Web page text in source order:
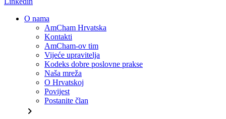
O nama
AmCham Hrvatska
Kontakti
AmCham-ov tim
Vijeće upravitelja
Kodeks dobre poslovne prakse
Naša mreža
O Hrvatskoj
Povijest
Postanite član
chevron_right